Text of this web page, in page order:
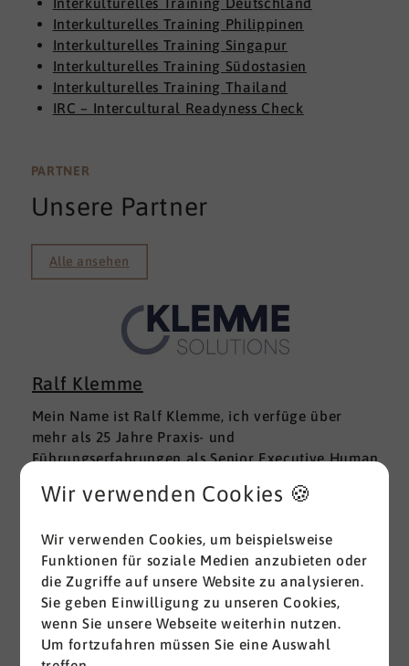
Interkulturelles Training Philippinen
Interkulturelles Training Singapur
Interkulturelles Training Südostasien
Interkulturelles Training Thailand
IRC – Intercultural Readyness Check
PARTNER
Unsere Partner
Alle ansehen
Ralf Klemme
Mein Name ist Ralf Klemme, ich verfüge über
mehr als 25 Jahre Praxis- und
Führungserfahrungen als Senior Executive Human
und Management-geführt); in lokalen und inter­
Erfahrungen fußen auf der Grundlage einer
Ausbildung zum Groß -und Aushandelskaufmann
und das anschließende Studium der
Wirtschaftswissenschaften mit den Schwerpunkten
HR Management und Marketing zum Diplom-
Betriebswirt (FH), parallel habe ich mich mit dem
Mehr erfahren
Wir verwenden Cookies 🍪
Wir verwenden Cookies, um beispielsweise
Funktionen für soziale Medien anzubieten oder
die Zugriffe auf unsere Website zu analysieren.
Sie geben Einwilligung zu unseren Cookies,
wenn Sie unsere Webseite weiterhin nutzen.
Um fortzufahren müssen Sie eine Auswahl